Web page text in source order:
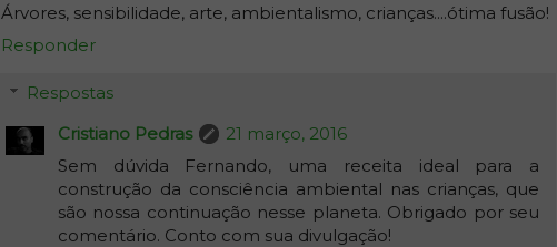
Árvores, sensibilidade, arte, ambientalismo, crianças....ótima fusão!
Responder
Respostas
Cristiano Pedras
21 março, 2016
Sem dúvida Fernando, uma receita ideal para a
construção da consciência ambiental nas crianças, que
são nossa continuação nesse planeta. Obrigado por seu
comentário. Conto com sua divulgação!